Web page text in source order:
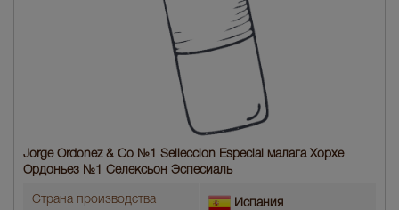
Jorge Ordonez & Co №1 Selleccion Especial малага Хорхе
Ордоньез №1 Селексьон Эспесиаль
Страна производства Испания